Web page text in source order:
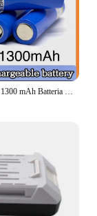
1-6PCS 18650 1300 mAh Batteria al litio Batteria ricaricabile da 3,7 V Vendite del produttore di batterie